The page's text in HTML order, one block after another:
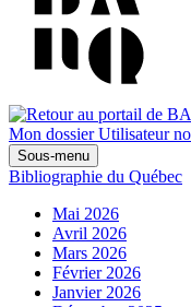
Mon dossier Utilisateur
Sous-menu
Bibliographie du Québec
Mai 2026
Avril 2026
Mars 2026
Février 2026
Janvier 2026